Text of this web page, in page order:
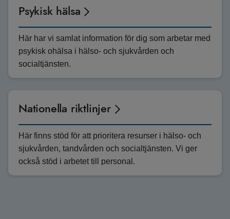
Psykisk hälsa
Här har vi samlat information för dig som arbetar med
psykisk ohälsa i hälso- och sjukvården och
socialtjänsten.
Nationella riktlinjer
Här finns stöd för att prioritera resurser i hälso- och
sjukvården, tandvården och socialtjänsten. Vi ger
också stöd i arbetet till personal.